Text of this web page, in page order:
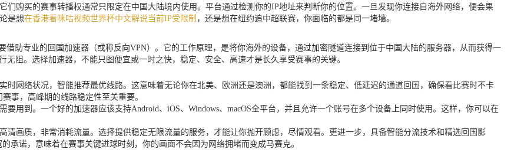
购买的赛事转播权通常只限定在中国大陆境内使用。平台通过检测你的IP地址来判断你的位置。一旦发现你连接自海外网络，便会果
是想在香港看咪咕视频世界杯中文解说当前IP受限制 ，还是想在纽约追中超联赛，你面临的都是同一堵墙。
助专业的回国加速器（或称反向VPN）。它的工作原理，是将你海外的设备，通过加密隧道连接到位于中国大陆的服务器，从而获得一
阻。选择加速器，不能只图便宜或一时之快，稳定、安全、高速才是长久享受赛事的关键。
网络状况，智能推荐最优线路。这意味着无论你在北美、欧洲还是澳洲，都能找到一条稳定、低延迟的通道回国，确保看比赛时不卡
赛事，高峰期的线路稳定性至关重要。
用到。一个好的加速器应该支持Android、iOS、Windows、macOS全平台，并且允许一个账号在多个设备上同时使用。这样，你可以在
画质，非常消耗流量。选择提供稳定无限流量的服务，才能让你抛开顾虑，尽情观看。更进一步，具备智能分流技术和精选回国影
承诺，意味着在赛事关键进球时刻，你的画面不会因为网络拥堵而变成马赛克。